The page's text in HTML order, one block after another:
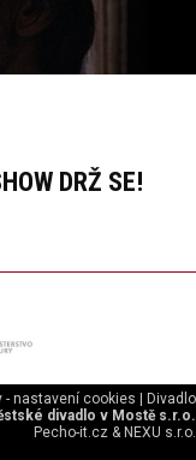
DRŽ SE!
- nastavení cookies
Divadlo
divadlo v Mostě s.r.o.
Pecho-it.cz & NEXU s.r.o.